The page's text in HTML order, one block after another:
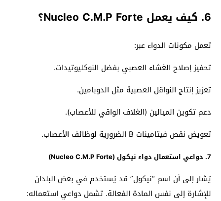
6. كيف يعمل Nucleo C.M.P Forte؟
تعمل مكونات الدواء عبر:
تحفيز إصلاح الغشاء العصبي بفضل النوكليوتيدات.
تعزيز إنتاج النواقل العصبية مثل الدوبامين.
دعم تكوين الميالين (الغلاف الواقي للأعصاب).
تعويض نقص فيتامينات B الضرورية لوظائف الأعصاب.
7. دواعي استعمال دواء نيكول (Nucleo C.M.P Forte)
يُشار إلى أن اسم “نيكول” قد يُستخدم في بعض البلدان
للإشارة إلى نفس المادة الفعالة. تشمل دواعي استعماله: